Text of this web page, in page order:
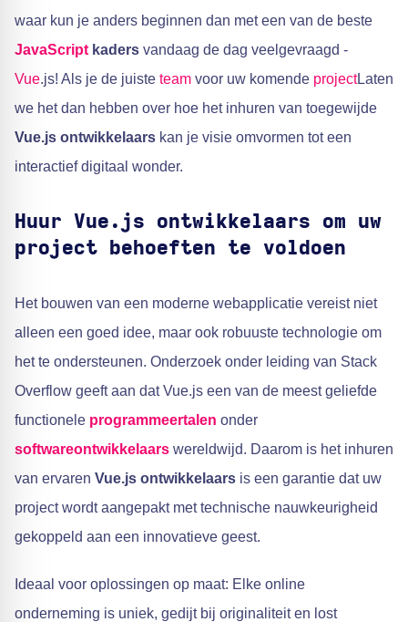
waar kun je anders beginnen dan met een van de beste
JavaScript kaders vandaag de dag veelgevraagd -
Vue.js! Als je de juiste team voor uw komende projectLaten
we het dan hebben over hoe het inhuren van toegewijde
Vue.js ontwikkelaars kan je visie omvormen tot een
interactief digitaal wonder.
Huur Vue.js ontwikkelaars om uw
project behoeften te voldoen
Het bouwen van een moderne webapplicatie vereist niet
alleen een goed idee, maar ook robuuste technologie om
het te ondersteunen. Onderzoek onder leiding van Stack
Overflow geeft aan dat Vue.js een van de meest geliefde
functionele programmeertalen onder
softwareontwikkelaars wereldwijd. Daarom is het inhuren
van ervaren Vue.js ontwikkelaars is een garantie dat uw
project wordt aangepakt met technische nauwkeurigheid
gekoppeld aan een innovatieve geest.
Ideaal voor oplossingen op maat: Elke online
onderneming is uniek, gedijt bij originaliteit en lost